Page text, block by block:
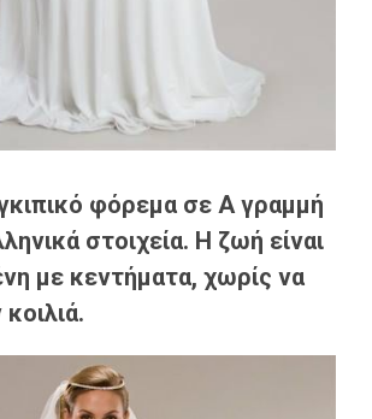
φόρεμα σε Α γραμμή
στοιχεία. Η ζωή είναι
με κεντήματα, χωρίς να